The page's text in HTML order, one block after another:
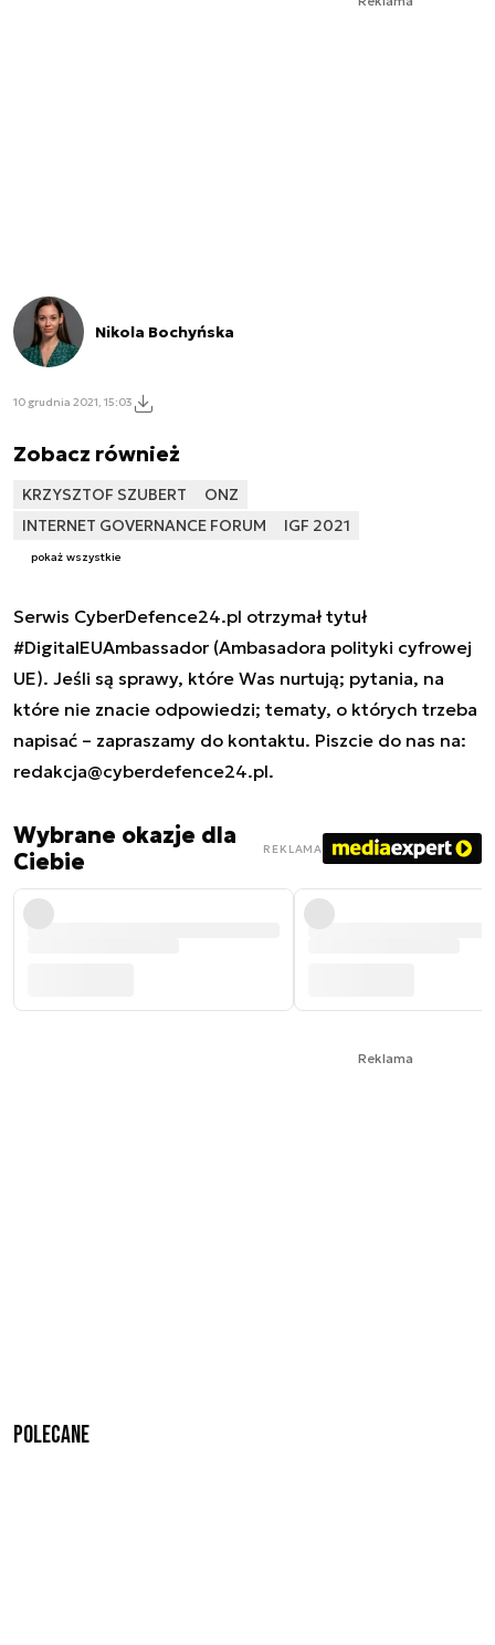
Nikola Bochyńska
10 grudnia 2021, 15:03
Zobacz również
KRZYSZTOF SZUBERT
ONZ
INTERNET GOVERNANCE FORUM
IGF 2021
pokaż wszystkie
Serwis CyberDefence24.pl otrzymał tytuł
#DigitalEUAmbassador (Ambasadora polityki cyfrowej
UE). Jeśli są sprawy, które Was nurtują; pytania, na
które nie znacie odpowiedzi; tematy, o których trzeba
napisać – zapraszamy do kontaktu. Piszcie do nas na:
redakcja@cyberdefence24.pl.
Wybrane okazje dla
Ciebie
REKLAMA
Reklama
Polecane